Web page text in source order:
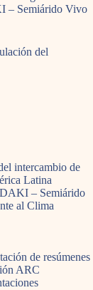
– Semiárido Vivo
del
intercambio de
Latina
DAKI – Semiárido
al Clima
de resúmenes
ARC